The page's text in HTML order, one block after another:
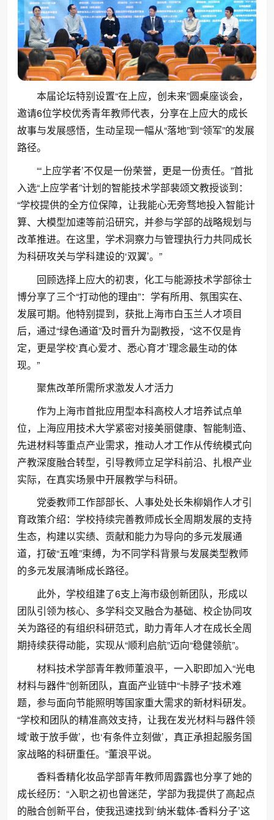
本届论坛特别设置“在上应，创未来”圆桌座谈会，
邀请6位学校优秀青年教师代表，分享在上应大的成长
故事与发展感悟，生动呈现一幅从“落地”到“领军”的发展
路径。
“‘上应学者’不仅是一份荣誉，更是一份责任。”首批
入选“上应学者”计划的智能技术学部裴颂文教授谈到：
“学校提供的全方位保障，让我能心无旁骛地投入智能计
算、大模型加速等前沿研究，并参与学部的战略规划与
改革推进。在这里，学术洞察力与管理执行力共同成长
为科研攻关与学科建设的‘双翼’。”
回顾选择上应大的初衷，化工与能源技术学部徐士
博分享了三个“打动他的理由”：学有所用、氛围实在、
发展可期。他特别提到，获批上海市白玉兰人才项目
后，通过“绿色通道”及时晋升为副教授，“这不仅是肯
定，更是学校‘真心爱才、悉心育才’理念最生动的体
现。”
聚焦改革所需所求激发人才活力
作为上海市首批应用型本科高校人才培养试点单
位，上海应用技术大学紧密对接美丽健康、智能制造、
先进材料等重点产业需求，推动人才工作从传统模式向
产教深度融合转型，引导教师立足学科前沿、扎根产业
实际，在真实场景中开展教学与科研。
党委教师工作部部长、人事处处长朱柳娟作人才引
育政策介绍：学校持续完善教师成长全周期发展的支持
生态，构建以实绩、贡献和能力为导向的多元发展通
道，打破“五唯”束缚，为不同学科背景与发展类型教师
的多元发展清晰成长路径。
此外，学校组建了6支上海市级创新团队，形成以
团队引领为核心、多学科交叉融合为基础、校企协同攻
关为路径的有组织科研范式，助力青年人才在成长全周
期持续获得动能，实现从“顺利启航”迈向“稳健领航”。
材料技术学部青年教师董浪平，一入职即加入“光电
材料与器件”创新团队，直面产业链中“卡脖子”技术难
题，参与面向节能照明等国家重大需求的新材料研发。
“学校和团队的精准高效支持，让我在发光材料与器件领
域‘敢于放手做’，也‘有条件立刻做’，真正承担起服务国
家战略的科研重任。”董浪平说。
香料香精化妆品学部青年教师周露露也分享了她的
成长经历：“入职之初也曾迷茫，学部为我提供了高起点
的融合创新平台，使我迅速找到‘纳米载体-香料分子’这